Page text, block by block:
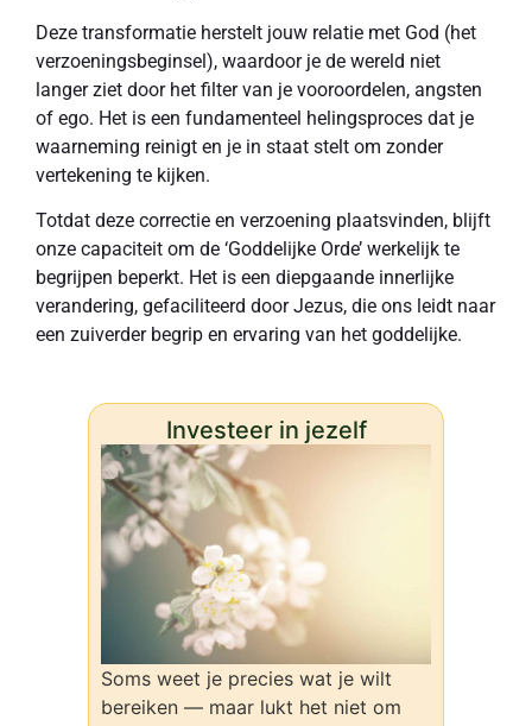
Deze transformatie herstelt jouw relatie met God (het
verzoeningsbeginsel), waardoor je de wereld niet
langer ziet door het filter van je vooroordelen, angsten
of ego. Het is een fundamenteel helingsproces dat je
waarneming reinigt en je in staat stelt om zonder
vertekening te kijken.
Totdat deze correctie en verzoening plaatsvinden, blijft
onze capaciteit om de ‘Goddelijke Orde’ werkelijk te
begrijpen beperkt. Het is een diepgaande innerlijke
verandering, gefaciliteerd door Jezus, die ons leidt naar
een zuiverder begrip en ervaring van het goddelijke.
Investeer in jezelf
Soms weet je precies wat je wilt
bereiken — maar lukt het niet om